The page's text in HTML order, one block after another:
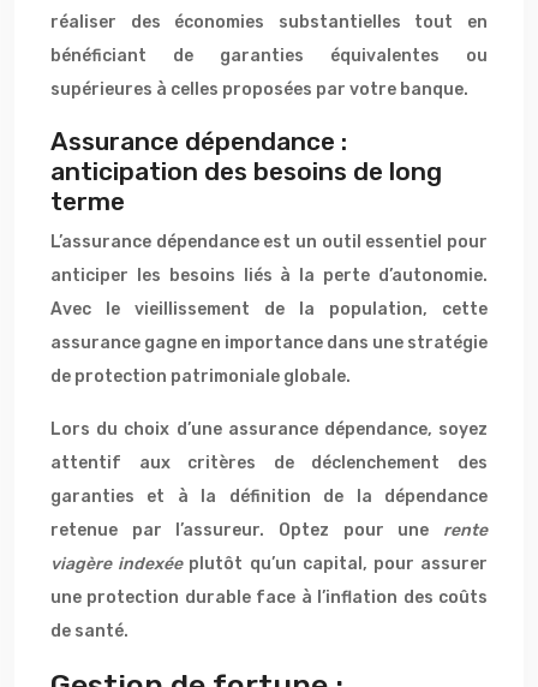
réaliser des économies substantielles tout en
bénéficiant de garanties équivalentes ou
supérieures à celles proposées par votre banque.
Assurance dépendance :
anticipation des besoins de long
terme
L’assurance dépendance est un outil essentiel pour
anticiper les besoins liés à la perte d’autonomie.
Avec le vieillissement de la population, cette
assurance gagne en importance dans une stratégie
de protection patrimoniale globale.
Lors du choix d’une assurance dépendance, soyez
attentif aux critères de déclenchement des
garanties et à la définition de la dépendance
retenue par l’assureur. Optez pour une rente
viagère indexée plutôt qu’un capital, pour assurer
une protection durable face à l’inflation des coûts
de santé.